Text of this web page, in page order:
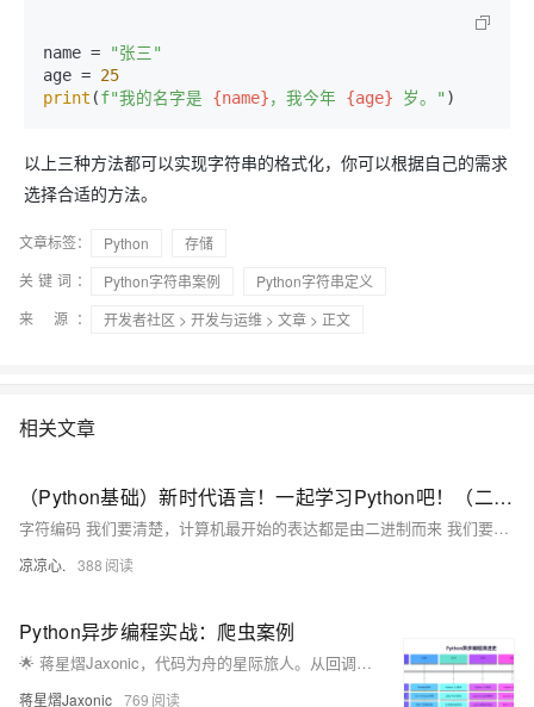
name =
"张三"
age = 25
print (f"我的名字是 {name}，我今年 {age} 岁。"
以上三种方法都可以实现字符串的格式化，你可以根据自己的需求
选择合适的方法。
文章标签： Python
存储
关键词：
Python字符串案例
Python字符串定义
来 源：
开发者社区 > 开发与运维 > 文章 > 正文
相关文章
（Python基础）新时代语言！一起学习Python吧！（二）：字符编码由来；Python字符串、字符串格式化；list集合和tuple元组区别
字符编码 我们要清楚，计算机最开始的表达都是由二进制而来 我们要想通过二进制来表示我们熟知的字符看看以下的变化 例如： 1 的二进制编码为 0000 0001 我们通过A这个字符，让其在计算机内部存储（现如今，A 字符在地址通常表示为65） 现在拿A举例： 在计算机内部 A字符，它本身表示为 65这个数，在计算机底层会转为二进制码 也意味着A字符在底层表示为 1000001 通过这样的字符表示进行转换，逐步发展为拥有127个字符的编码存储到计算机中，这个编码表也被称为ASCII编码。 但随时代变迁，ASCII编码逐渐暴露短板，全球有上百种语言，光是ASCII编码并不能够满足需求
凉凉心. 388
Python异步编程实战：爬虫案例
🌟 蒋星熠Jaxonic，代码为舟的星际旅人。从回调地狱到async/await协程天堂，亲历Python异步编程演进。分享高性能爬虫、数据库异步操作、限流监控等实战经验，助你驾驭并发，在二进制星河中谱写极客诗篇。
蒋星熠Jaxonic 769